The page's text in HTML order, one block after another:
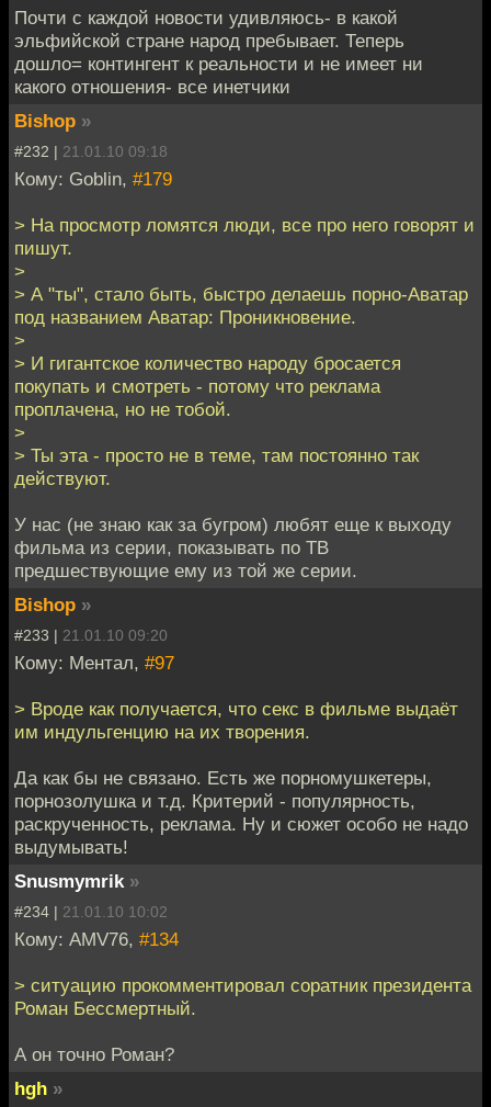
Почти с каждой новости удивляюсь- в какой
эльфийской стране народ пребывает. Теперь
дошло= контингент к реальности и не имеет ни
какого отношения- все инетчики
Bishop »
#232 | 21.01.10 09:18
Кому: Goblin, #179
> На просмотр ломятся люди, все про него говорят и
пишут.
>
> А "ты", стало быть, быстро делаешь порно-Аватар
под названием Аватар: Проникновение.
>
> И гигантское количество народу бросается
покупать и смотреть - потому что реклама
проплачена, но не тобой.
>
> Ты эта - просто не в теме, там постоянно так
действуют.
У нас (не знаю как за бугром) любят еще к выходу
фильма из серии, показывать по ТВ
предшествующие ему из той же серии.
Bishop »
#233 | 21.01.10 09:20
Кому: Ментал, #97
> Вроде как получается, что секс в фильме выдаёт
им индульгенцию на их творения.
Да как бы не связано. Есть же порномушкетеры,
порнозолушка и т.д. Критерий - популярность,
раскрученность, реклама. Ну и сюжет особо не надо
выдумывать!
Snusmymrik »
#234 | 21.01.10 10:02
Кому: AMV76, #134
> ситуацию прокомментировал соратник президента
Роман Бессмертный.
А он точно Роман?
hgh »